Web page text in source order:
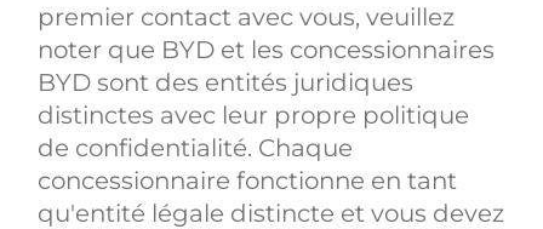
premier contact avec vous, veuillez
noter que BYD et les concessionnaires
BYD sont des entités juridiques
distinctes avec leur propre politique
de confidentialité. Chaque
concessionnaire fonctionne en tant
qu'entité légale distincte et vous devez